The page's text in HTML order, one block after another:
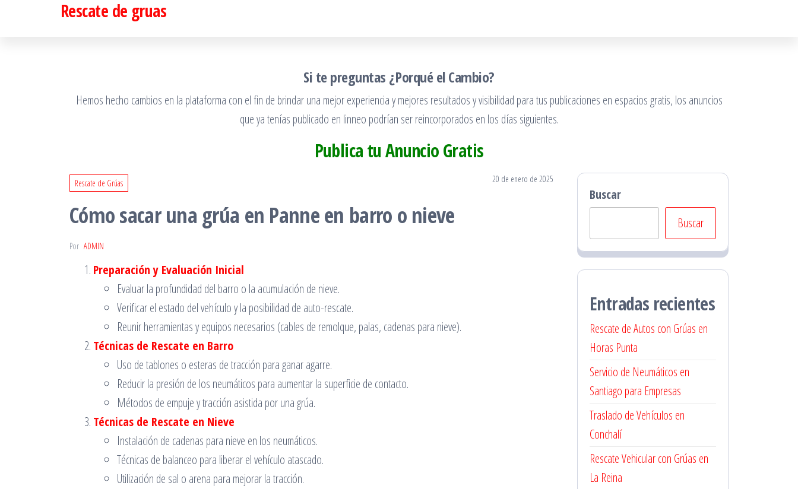
Rescate de gruas
Si te preguntas ¿Porqué el Cambio?
Hemos hecho cambios en la plataforma con el fin de brindar una mejor experiencia y mejores resultados y visibilidad para tus publicaciones en espacios gratis, los anuncios
que ya tenías publicado en linneo podrían ser reincorporados en los días siguientes.
Publica tu Anuncio Gratis
Rescate de Grúas 20 de enero de 2025
Cómo sacar una grúa en Panne en barro o nieve
Por ADMIN
Preparación y Evaluación Inicial
Evaluar la profundidad del barro o la acumulación de nieve.
Verificar el estado del vehículo y la posibilidad de auto-rescate.
Reunir herramientas y equipos necesarios (cables de remolque, palas, cadenas para nieve).
Técnicas de Rescate en Barro
Uso de tablones o esteras de tracción para ganar agarre.
Reducir la presión de los neumáticos para aumentar la superficie de contacto.
Métodos de empuje y tracción asistida por una grúa.
Técnicas de Rescate en Nieve
Instalación de cadenas para nieve en los neumáticos.
Técnicas de balanceo para liberar el vehículo atascado.
Utilización de sal o arena para mejorar la tracción.
Buscar
Buscar
Entradas recientes
Rescate de Autos con Grúas en
Horas Punta
Servicio de Neumáticos en
Santiago para Empresas
Traslado de Vehículos en
Conchalí
Rescate Vehicular con Grúas en
La Reina